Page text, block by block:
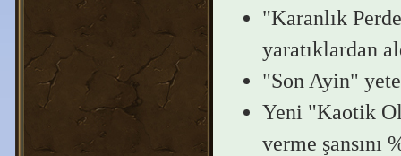
"Karanlık
yaratıklardan
"Son Ayin"
Yeni "Kaotik
verme şansını